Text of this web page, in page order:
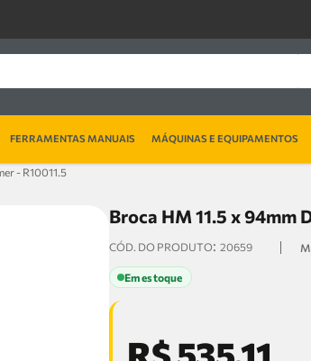
FERRAMENTAS MANUAIS MÁQUINAS E EQUIPAMENTOS
- R10011.5
Broca HM 11.5 x 94mm
: 20659
Em estoque